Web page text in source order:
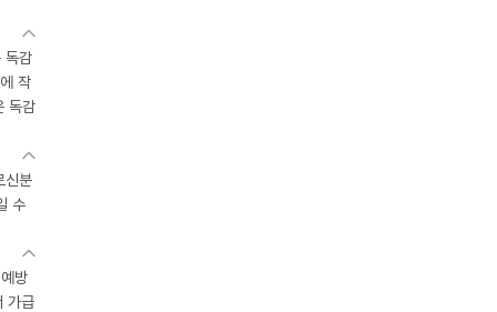
독감
작
독감
신분
수
방
가급